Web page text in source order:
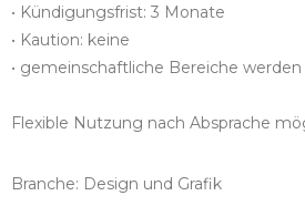
• Kündigungsfrist: 3 Monate
• Kaution: keine
• gemeinschaftliche Bereiche
Flexible Nutzung nach Absprache
Branche: Design und Grafik